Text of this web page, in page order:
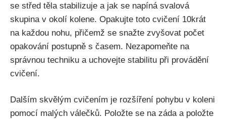
‌se střed těla stabilizuje a jak⁣ se napíná svalová
skupina ⁤v okolí kolene. Opakujte toto cvičení 10krát
na každou nohu, přičemž se​ snažte zvyšovat počet
opakování postupně​ s časem. Nezapomeňte na‌
správnou techniku a uchovejte stabilitu při ⁢provádění
cvičení.
Dalším skvělým cvičením je rozšíření pohybu v koleni
pomocí⁣ malých válečků. Položte se na záda a položte